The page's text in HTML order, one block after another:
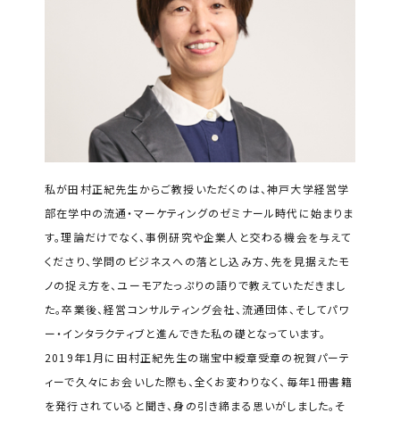
私が田村正紀先生からご教授いただくのは、神戸大学経営学
部在学中の流通・マーケティングのゼミナール時代に始まりま
す。理論だけでなく、事例研究や企業人と交わる機会を与えて
くださり、学問のビジネスへの落とし込み方、先を見据えたモ
ノの捉え方を、ユーモアたっぷりの語りで教えていただきまし
た。卒業後、経営コンサルティング会社、流通団体、そしてパワ
ー・インタラクティブと進んできた私の礎となっています。
2019年1月に田村正紀先生の瑞宝中綬章受章の祝賀パーテ
ィーで久々にお会いした際も、全くお変わりなく、毎年1冊書籍
を発行されていると聞き、身の引き締まる思いがしました。そ